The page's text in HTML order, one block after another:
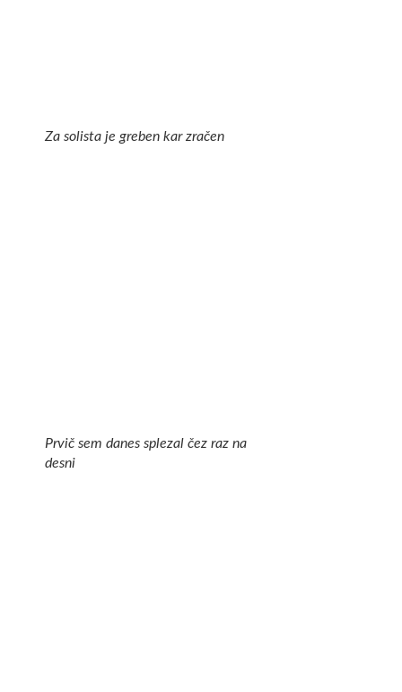
Za solista je greben kar zračen
Prvič sem danes splezal čez raz na
desni